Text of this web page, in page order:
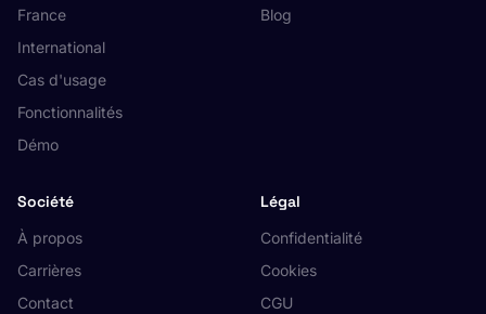
France
International
Cas d'usage
Fonctionnalités
Démo
Blog
Société
À propos
Carrières
Contact
Légal
Confidentialité
Cookies
CGU